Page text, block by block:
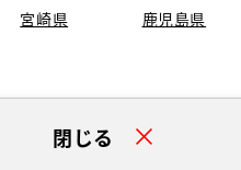
宮崎県 鹿児島県
閉じる